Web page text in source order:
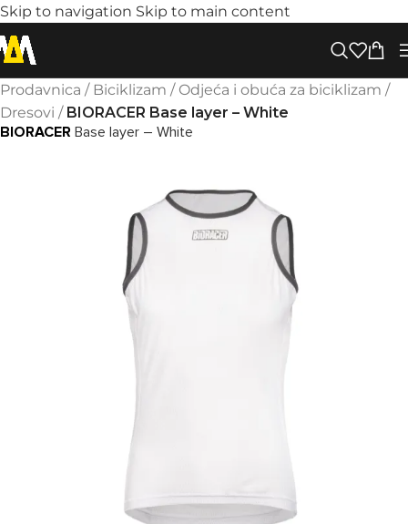
Skip to navigation Skip to main content
Prodavnica / Biciklizam / Odjeća i obuća za biciklizam /
Dresovi / BIORACER Base layer – White
BIORACER Base layer – White